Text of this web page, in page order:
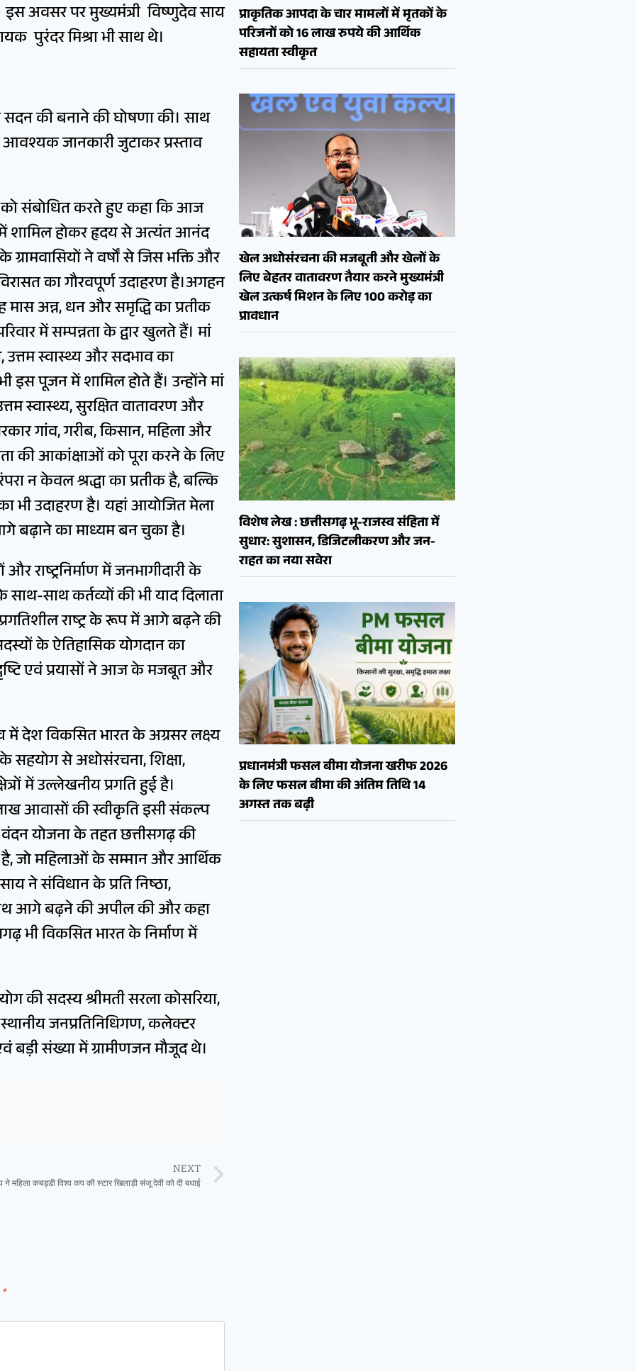
इस अवसर पर मुख्यमंत्री विष्णुदेव साय
पुरंदर मिश्रा भी साथ थे।
की बनाने की घोषणा की। साथ
जानकारी जुटाकर प्रस्ताव
को संबोधित करते हुए कहा कि आज
में शामिल होकर हृदय से अत्यंत आनंद
ने वर्षों से जिस भक्ति और
का गौरवपूर्ण उदाहरण है।अगहन
अन्न, धन और समृद्धि का प्रतीक
में सम्पन्नता के द्वार खुलते हैं। मां
स्वास्थ्य और सदभाव का
इस पूजन में शामिल होते हैं। उन्होंने मां
स्वास्थ्य, सुरक्षित वातावरण और
गांव, गरीब, किसान, महिला और
की आकांक्षाओं को पूरा करने के लिए
न केवल श्रद्धा का प्रतीक है, बल्कि
भी उदाहरण है। यहां आयोजित मेला
बढ़ाने का माध्यम बन चुका है।
राष्ट्रनिर्माण में जनभागीदारी के
साथ कर्तव्यों की भी याद दिलाता
राष्ट्र के रूप में आगे बढ़ने की
के ऐतिहासिक योगदान का
एवं प्रयासों ने आज के मजबूत और
में देश विकसित भारत के अग्रसर लक्ष्य
सहयोग से अधोसंरचना, शिक्षा,
में उल्लेखनीय प्रगति हुई है।
आवासों की स्वीकृति इसी संकल्प
वंदन योजना के तहत छत्तीसगढ़ की
है, जो महिलाओं के सम्मान और आर्थिक
ने संविधान के प्रति निष्ठा,
आगे बढ़ने की अपील की और कहा
भी विकसित भारत के निर्माण में
की सदस्य श्रीमती सरला कोसरिया,
जनप्रतिनिधिगण, कलेक्टर
संख्या में ग्रामीणजन मौजूद थे।
NEXT
ने महिला कबड्डी विश्व कप की स्टार खिलाड़ी संजू देवी को दी बधाई
*
प्राकृतिक आपदा के चार मामलों में मृतकों के
परिजनों को 16 लाख रुपये की आर्थिक
सहायता स्वीकृत
खेल अधोसंरचना की मजबूती और खेलों के
लिए बेहतर वातावरण तैयार करने मुख्यमंत्री
खेल उत्कर्ष मिशन के लिए 100 करोड़ का
प्रावधान
विशेष लेख : छत्तीसगढ़ भू-राजस्व संहिता में
सुधार: सुशासन, डिजिटलीकरण और जन-
राहत का नया सवेरा
प्रधानमंत्री फसल बीमा योजना खरीफ 2026
के लिए फसल बीमा की अंतिम तिथि 14
अगस्त तक बढ़ी